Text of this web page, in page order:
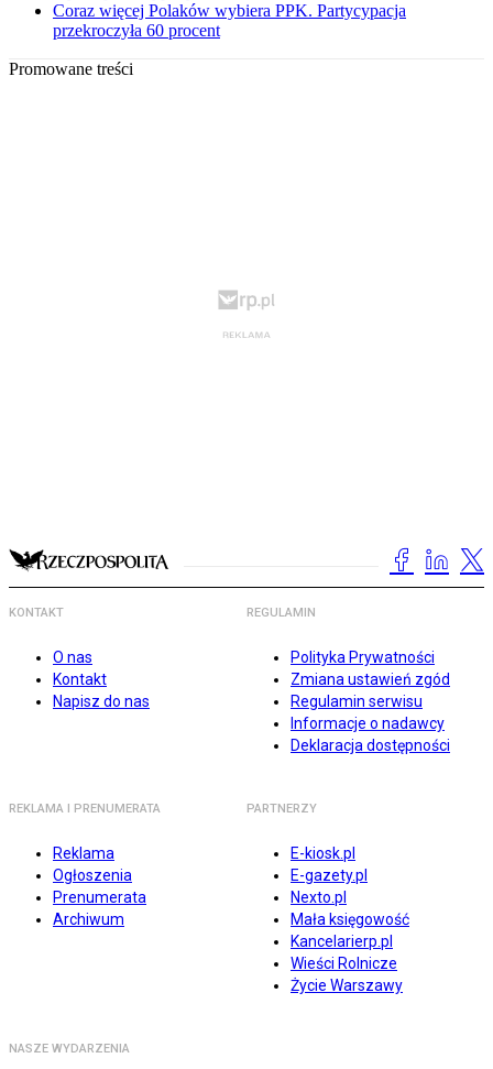
Coraz więcej Polaków wybiera PPK. Partycypacja
przekroczyła 60 procent
Promowane treści
KONTAKT
O nas
Kontakt
Napisz do nas
REGULAMIN
Polityka Prywatności
Zmiana ustawień zgód
Regulamin serwisu
Informacje o nadawcy
Deklaracja dostępności
REKLAMA I PRENUMERATA
Reklama
Ogłoszenia
Prenumerata
Archiwum
PARTNERZY
E-kiosk.pl
E-gazety.pl
Nexto.pl
Mała księgowość
Kancelarierp.pl
Wieści Rolnicze
Życie Warszawy
NASZE WYDARZENIA